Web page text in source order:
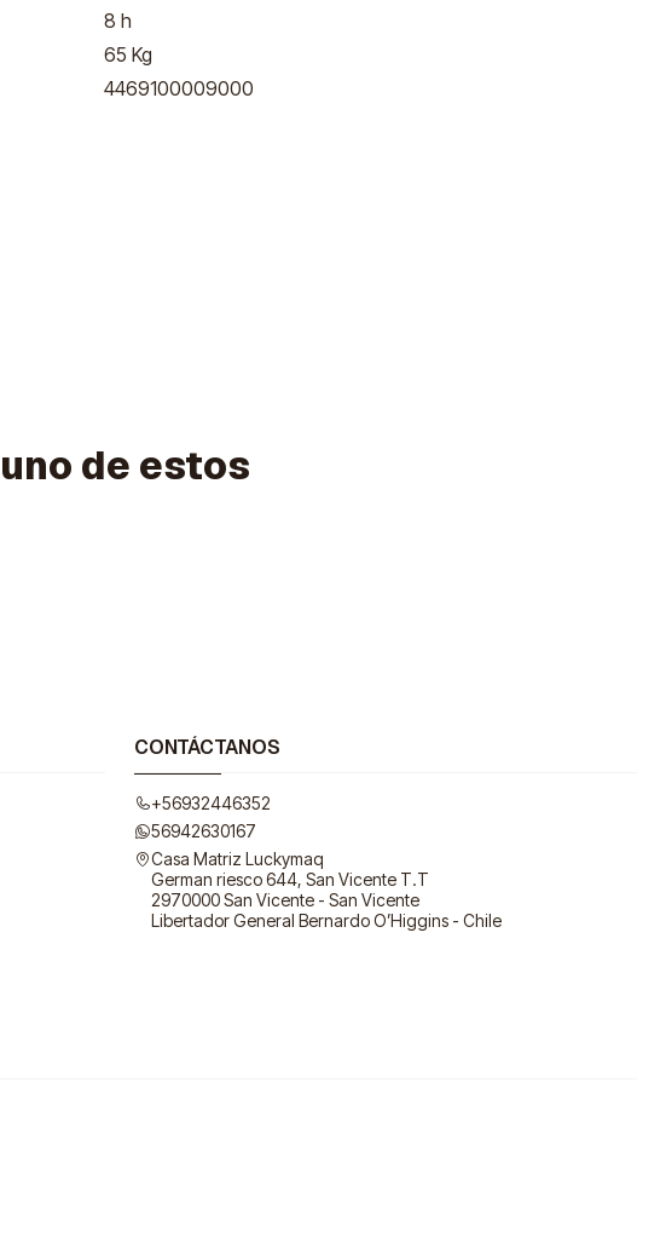
8 h
65 Kg
4469100009000
de estos
CONTÁCTANOS
+56932446352
56942630167
Casa Matriz Luckymaq
German riesco 644, San Vicente T.T
2970000 San Vicente - San Vicente
Libertador General Bernardo O’Higgins - Chile